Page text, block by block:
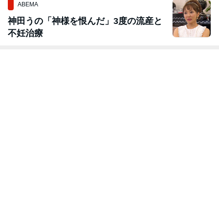
ABEMA
神田うの「神様を恨んだ」3度の流産と
不妊治療